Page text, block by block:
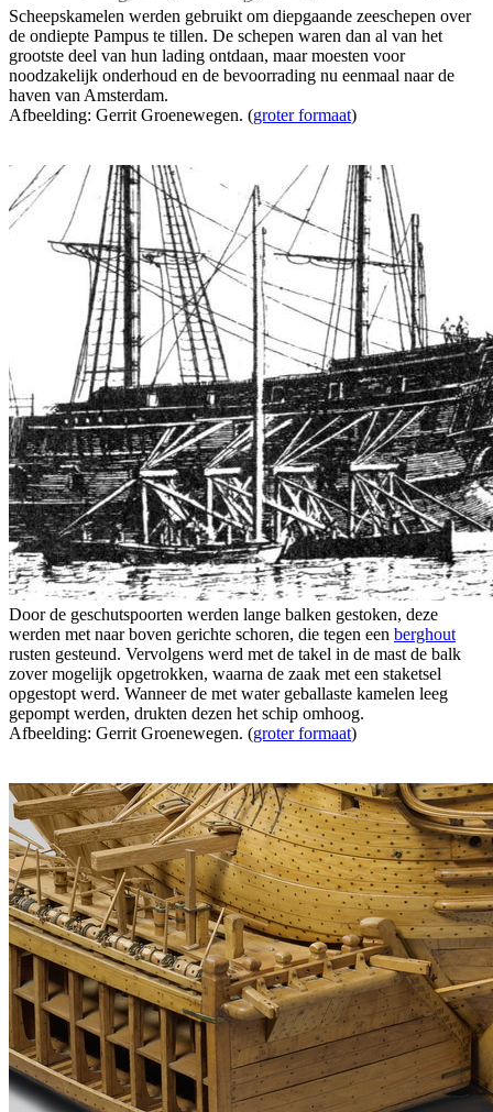
Scheepskamelen werden gebruikt om diepgaande zeeschepen over
de ondiepte Pampus te tillen. De schepen waren dan al van het
grootste deel van hun lading ontdaan, maar moesten voor
noodzakelijk onderhoud en de bevoorrading nu eenmaal naar de
haven van Amsterdam.
Afbeelding: Gerrit Groenewegen. (groter formaat)
Door de geschutspoorten werden lange balken gestoken, deze
werden met naar boven gerichte schoren, die tegen een berghout
rusten gesteund. Vervolgens werd met de takel in de mast de balk
zover mogelijk opgetrokken, waarna de zaak met een staketsel
opgestopt werd. Wanneer de met water geballaste kamelen leeg
gepompt werden, drukten dezen het schip omhoog.
Afbeelding: Gerrit Groenewegen. (groter formaat)